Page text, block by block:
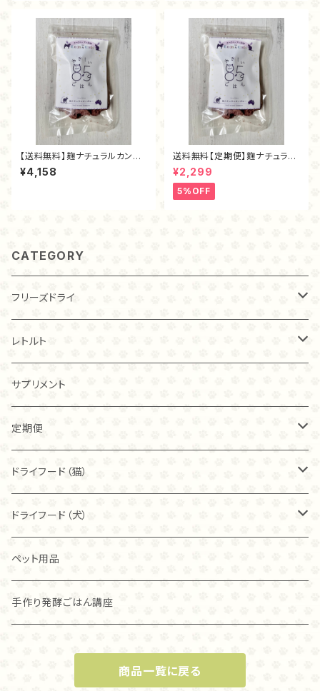
【送料無料】麹ナチュラルカンガ
ルー（フリーズドライ80g）
¥4,158
送料無料【定期便】麴ナチュラル
カンガルー（40ｇ）
¥2,299
5%OFF
CATEGORY
フリーズドライ
チキン
20ｇ
40ｇ
トライプ（ビーフ）
40ｇ
80ｇ
カンガルー
40ｇ
80ｇ
レトルト
チキン
トライプ（ビーフ）
フィッシュ
カンガルー
サプリメント
定期便
フリーズドライ
麹ナチュラルチキン（80ｇ）
麹ナチュラルチキン（40ｇ）
麹ナチュラルカンガルー（８０ｇ）
麹ナチュラルチキン
麹ナチュラルカンガルー
グラスフェッド麴トライプ
ドライフード（猫）
ブリスミックス
チキン
アレヴァ
ラム
アカナ
ドライフード（犬）
アカナ
アレヴァ
ペット用品
手作り発酵ごはん講座
商品一覧に戻る